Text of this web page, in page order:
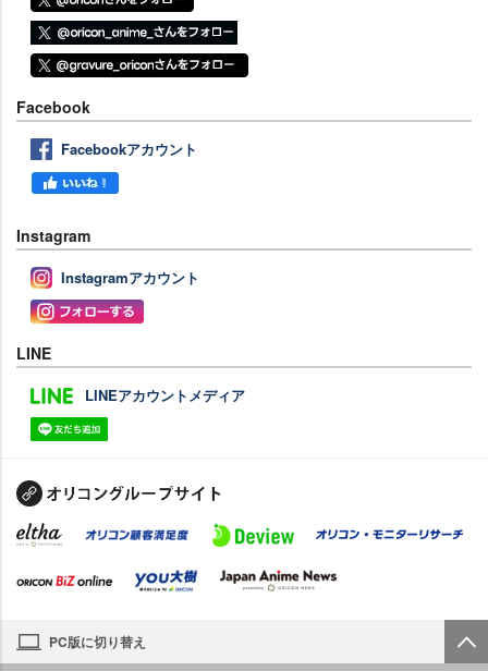
Facebook
Facebookアカウント
Instagram
Instagramアカウント
LINE
LINEアカウントメディア
PC版に切り替え